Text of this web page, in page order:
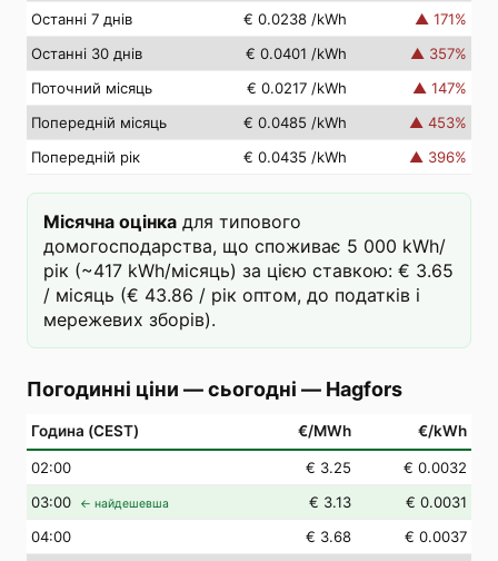
Останні 7 днів
€ 0.0238 /kWh ▲ 171%
Останні 30 днів
€ 0.0401 /kWh ▲ 357%
Поточний місяць
€ 0.0217 /kWh ▲ 147%
Попередній місяць
€ 0.0485 /kWh ▲ 453%
Попередній рік
€ 0.0435 /kWh ▲ 396%
Місячна оцінка для типового
домогосподарства, що споживає 5 000 kWh/
рік (~417 kWh/місяць) за цією ставкою: € 3.65
/ місяць (€ 43.86 / рік оптом, до податків і
мережевих зборів).
Погодинні ціни — сьогодні — Hagfors
Година (CEST) €/MWh €/kWh
02:00 € 3.25
€ 0.0032
03:00 ← найдешевша € 3.13
€ 0.0031
04:00 € 3.68
€ 0.0037